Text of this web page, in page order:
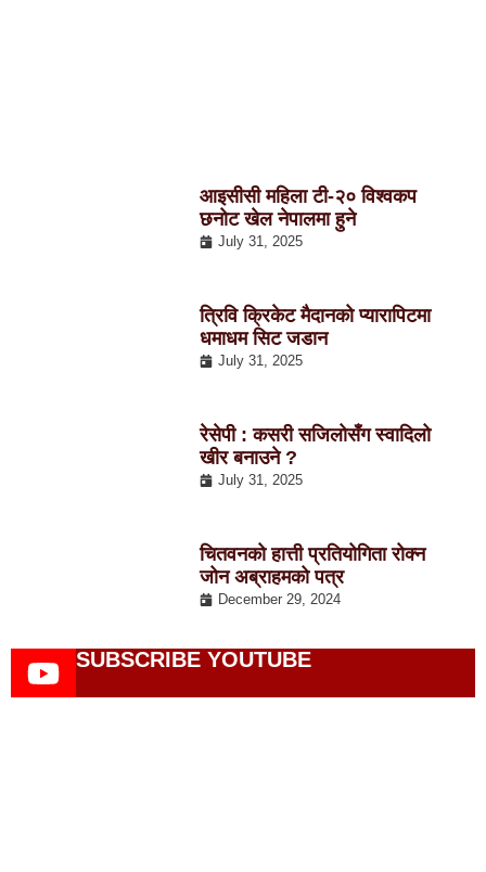
आइसीसी महिला टी-२० विश्वकप
छनोट खेल नेपालमा हुने
July 31, 2025
त्रिवि क्रिकेट मैदानको प्यारापिटमा
धमाधम सिट जडान
July 31, 2025
रेसेपी : कसरी सजिलोसँग स्वादिलो
खीर बनाउने ?
July 31, 2025
चितवनको हात्ती प्रतियोगिता रोक्न
जोन अब्राहमको पत्र
December 29, 2024
SUBSCRIBE YOUTUBE